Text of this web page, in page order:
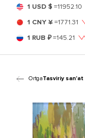
1 USD $ =11952.10
1 CNY ¥ =1771.31
1 RUB ₽=145.21
OrtgaTasviriy san'at